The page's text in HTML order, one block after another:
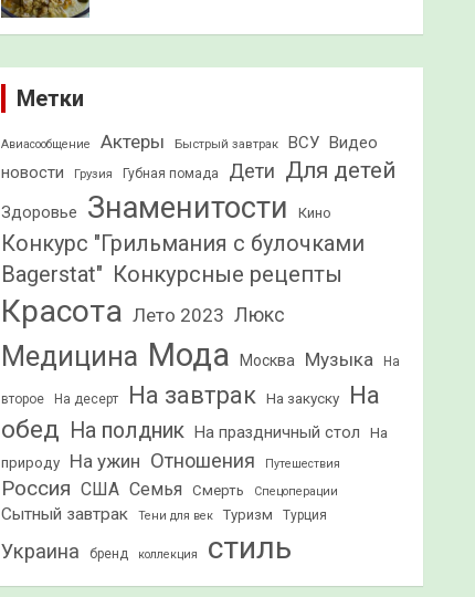
Метки
Авиасообщение Актеры Быстрый завтрак ВСУ Видео
новости
Грузия Губная помада Дети Для детей
Здоровье Знаменитости Кино
Конкурс "Грильмания с булочками
Bagerstat" Конкурсные рецепты
Красота Лето 2023 Люкс
Медицина Мода Москва Музыка На
второе На десерт На завтрак На закуску
На
обед На полдник На праздничный стол
На
природу
На ужин Отношения Путешествия
Россия США Семья Смерть Спецоперации
Сытный завтрак Тени для век Туризм Турция
Украина бренд коллекция стиль